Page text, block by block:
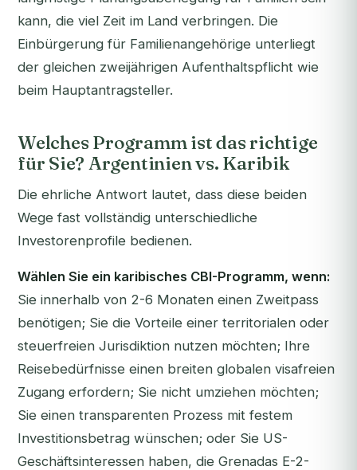
kann, die viel Zeit im Land verbringen. Die
Einbürgerung für Familienangehörige unterliegt
der gleichen zweijährigen Aufenthaltspflicht wie
beim Hauptantragsteller.
Welches Programm ist das richtige
für Sie? Argentinien vs. Karibik
Die ehrliche Antwort lautet, dass diese beiden
Wege fast vollständig unterschiedliche
Investorenprofile bedienen.
Wählen Sie ein karibisches CBI-Programm, wenn:
Sie innerhalb von 2-6 Monaten einen Zweitpass
benötigen; Sie die Vorteile einer territorialen oder
steuerfreien Jurisdiktion nutzen möchten; Ihre
Reisebedürfnisse einen breiten globalen visafreien
Zugang erfordern; Sie nicht umziehen möchten;
Sie einen transparenten Prozess mit festem
Investitionsbetrag wünschen; oder Sie US-
Geschäftsinteressen haben, die Grenadas E-2-